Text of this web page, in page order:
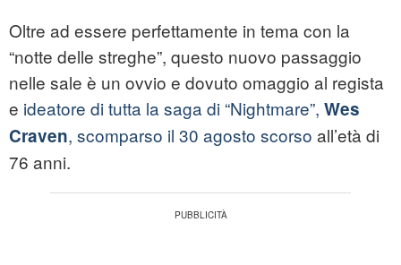
Oltre ad essere perfettamente in tema con la
“notte delle streghe”, questo nuovo passaggio
nelle sale è un ovvio e dovuto omaggio al regista
e ideatore di tutta la saga di “Nightmare”, Wes
Craven, scomparso il 30 agosto scorso all’età di
76 anni.